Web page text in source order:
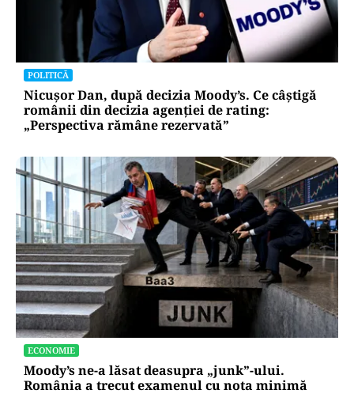
POLITICĂ
Nicușor Dan, după decizia Moody’s. Ce câștigă
românii din decizia agenției de rating:
„Perspectiva rămâne rezervată”
ECONOMIE
Moody’s ne-a lăsat deasupra „junk”-ului.
România a trecut examenul cu nota minimă